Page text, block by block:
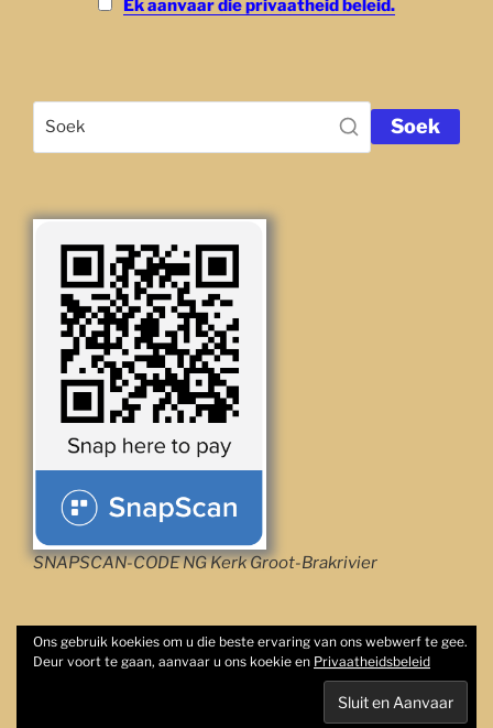
Ek aanvaar die privaatheid beleid.
Soek
SNAPSCAN-CODE NG Kerk Groot-Brakrivier
Ons gebruik koekies om u die beste ervaring van ons webwerf te gee.
Deur voort te gaan, aanvaar u ons koekie en Privaatheidsbeleid